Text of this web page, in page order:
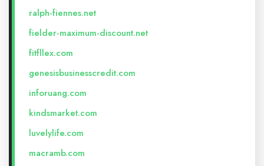
ralph-fiennes.net
fielder-maximum-discount.net
fitfllex.com
genesisbusinesscredit.com
inforuang.com
kindsmarket.com
luvelylife.com
macramb.com